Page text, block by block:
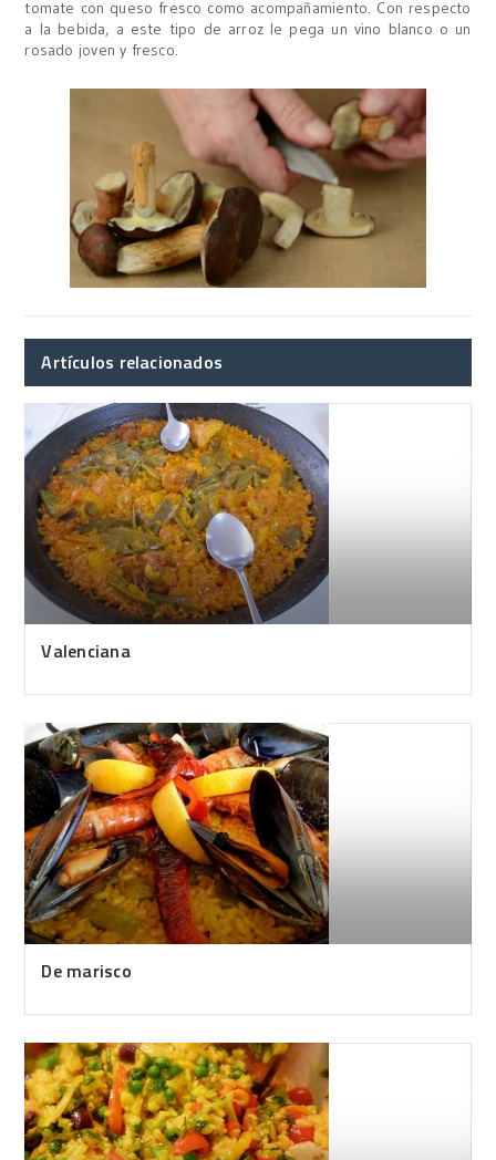
tomate con queso fresco como acompañamiento. Con respecto
a la bebida, a este tipo de arroz le pega un vino blanco o un
rosado joven y fresco.
Artículos relacionados
Valenciana
De marisco